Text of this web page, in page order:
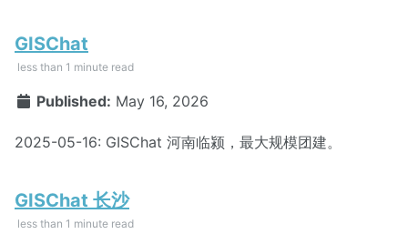
GISChat
less than 1 minute read
Published: May 16, 2026
2025-05-16: GISChat 河南临颍，最大规模团建。
GISChat 长沙
less than 1 minute read